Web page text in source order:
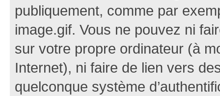
publiquement, comme par
image.gif. Vous ne pouvez ni
sur votre propre ordinateur (à
Internet), ni faire de lien vers
quelconque système